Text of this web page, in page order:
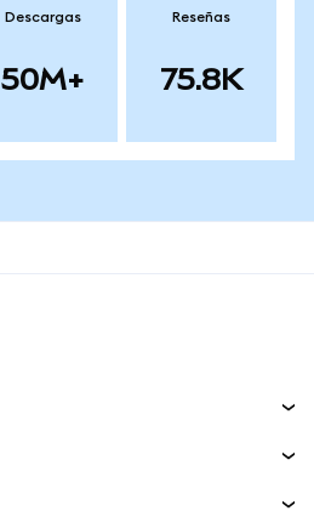
Descargas
50M+
Reseñas
75.8K